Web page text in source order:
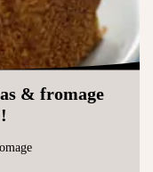
& fromage